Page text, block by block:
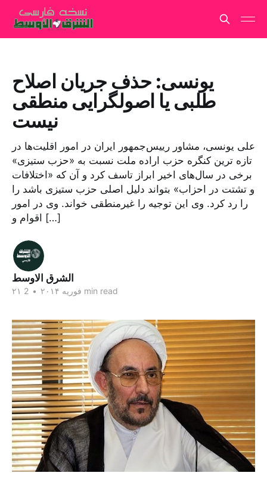
یونسی: حذف جریان اصلاح
طلبی یا اصولگرایی منطقی
نیست
علی یونسی، مشاور رییس‌جمهور ایران در امور اقلیت‌ها در
تازه ترین کنگره حزب اراده ملت نسبت به «حزب ستیزی»
برخی در سال‌های اخیر ابراز تاسف کرد و آن که «اختلافات
و تشتت در احزاب» بتواند دلیل اصلی حزب ستیزی باشد را
را رد کرد. وی این توجیه را غیرمنطقی خواند. وی در امور
اقوام و […]
الشرق الاوسط
۲۱ فوریه ۲۰۱۴ • 2 min read